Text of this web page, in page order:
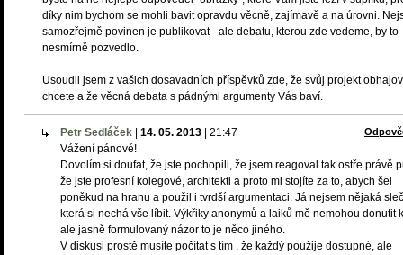
díky nim bychom se mohli bavit opravdu věcně, zajímavě a na úrovni.
samozřejmě povinen je publikovat - ale debatu, kterou zde vedeme, by to
nesmírně pozvedlo.
Usoudil jsem z vašich dosavadních příspěvků zde, že svůj projekt
chcete a že věcná debata s pádnými argumenty Vás baví.
Petr Sedláček 14. 05. 2013 21:47
Vážení pánové!
Dovolím si doufat, že jste pochopili, že jsem reagoval tak ostře právě
že jste profesní kolegové, architekti a proto mi stojíte za to, abych šel
poněkud na hranu a použil i tvrdší argumentaci. Já nejsem nějaká
která si nechá vše líbit. Výkřiky anonymů a laiků mě nemohou donutit
ale jasně formulovaný názor to je něco jiného.
V diskusi prostě musíte počítat s tím , že každý použije dostupné, ale